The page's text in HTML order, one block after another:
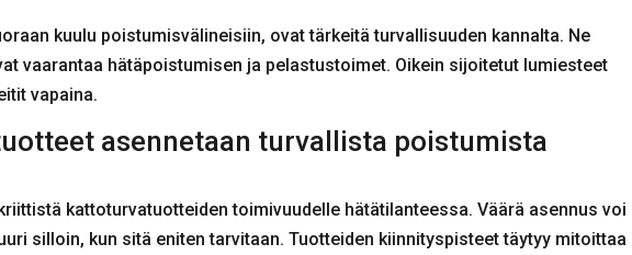
kuulu poistumisvälineisiin, ovat tärkeitä turvallisuuden kannalta. Ne
vaarantaa hätäpoistumisen ja pelastustoimet. Oikein sijoitetut lumiesteet
vapaina.
asennetaan turvallista poistumista
kattoturvatuotteiden toimivuudelle hätätilanteessa. Väärä asennus voi
silloin, kun sitä eniten tarvitaan. Tuotteiden kiinnityspisteet täytyy mitoittaa